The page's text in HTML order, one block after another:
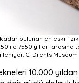
bulunan en eski
ile 7550 yılları arasına
C: Drents Museum
10.000